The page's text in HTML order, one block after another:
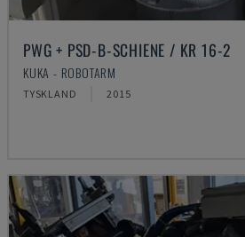
PWG + PSD-B-SCHIENE / KR 16-2
KUKA - ROBOTARM
TYSKLAND 2015